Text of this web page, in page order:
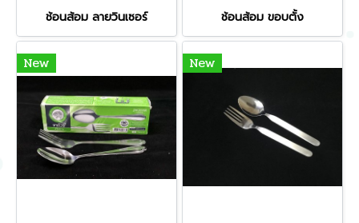
ช้อนส้อม ลายวินเซอร์ ช้อนส้อม ขอบตั้ง
New New